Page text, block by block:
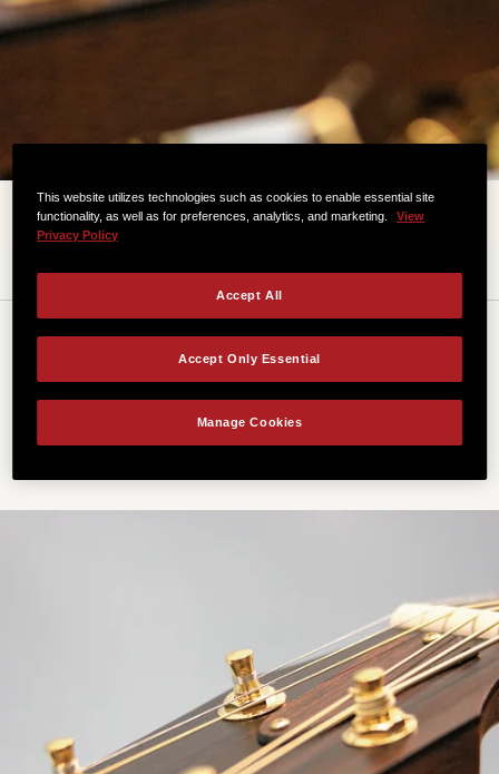
10. ポストをラップダウン
弦が切れる原因となるねじれを防ぐために、高音弦の
一番下の巻き付け部分をチューナーの穴の端より下に
This website utilizes technologies such as cookies to enable essential site
functionality, as well as for preferences, analytics, and marketing.
View
Privacy Policy
Manage Cookies
Accept Only Essential
Accept All